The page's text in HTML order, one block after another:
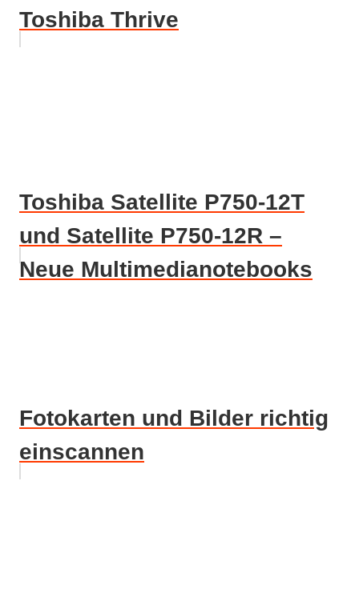
Toshiba Thrive
Toshiba Satellite P750-12T
und Satellite P750-12R –
Neue Multimedianotebooks
Fotokarten und Bilder richtig
einscannen